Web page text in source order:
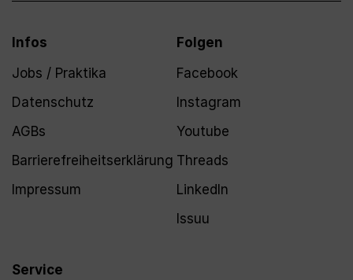
Infos
Jobs / Praktika
Datenschutz
AGBs
Barrierefreiheitserklärung
Impressum
Service
Folgen
Facebook
Instagram
Youtube
Threads
LinkedIn
Issuu